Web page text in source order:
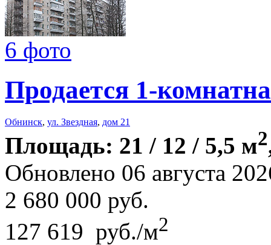
6 фото
Продается 1-
Обнинск, ул. Звездная, дом 21
Площадь: 21 / 12 / 5,5 м2
Обновлено 06 августа
2 680 000 руб.
127 619 руб./м2